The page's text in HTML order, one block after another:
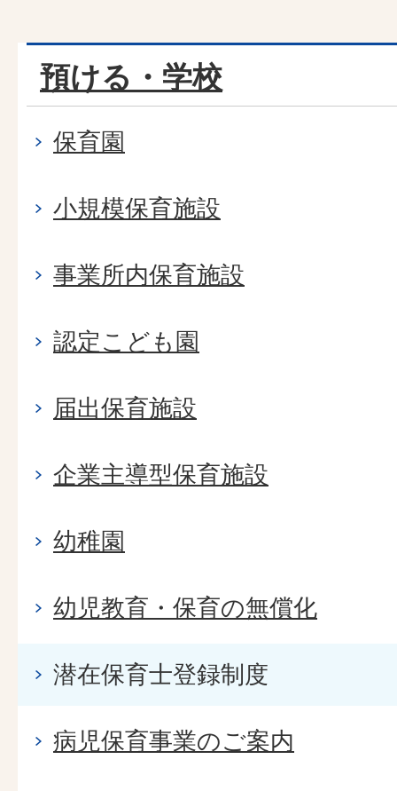
預ける・学校
保育園
小規模保育施設
事業所内保育施設
認定こども園
届出保育施設
企業主導型保育施設
幼稚園
幼児教育・保育の無償化
潜在保育士登録制度
病児保育事業のご案内